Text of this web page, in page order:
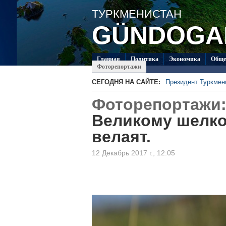
ТУРКМЕНИСТАН
Главная Политикa Экономика
Фоторепортажи
СЕГОДНЯ НА САЙТЕ: Президент
В посольстве
«Туркменпочта»
Глава ОБСЕ
Около 20 работ из
Фоторепортажи:
Великому
велаят.
12 Декабрь 2017 г., 12:05